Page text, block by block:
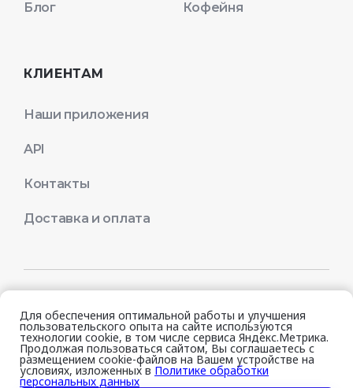
Для обеспечения оптимальной работы и улучшения
пользовательского опыта на сайте используются
технологии cookie, в том числе сервиса Яндекс.Метрика.
Продолжая пользоваться сайтом, Вы соглашаетесь с
размещением cookie-файлов на Вашем устройстве на
условиях, изложенных в Политике обработки
персональных данных
Блог Кофейня
КЛИЕНТАМ
Наши приложения
API
Контакты
Доставка и оплата
© 2026 Quick Resto
Лицензионное соглашение